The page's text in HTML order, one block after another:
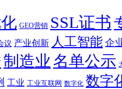
GEO营销 SSL证书
议 产业创新 人工智能 企
制造业 名单公示
工业 工业互联网 数字化 数字